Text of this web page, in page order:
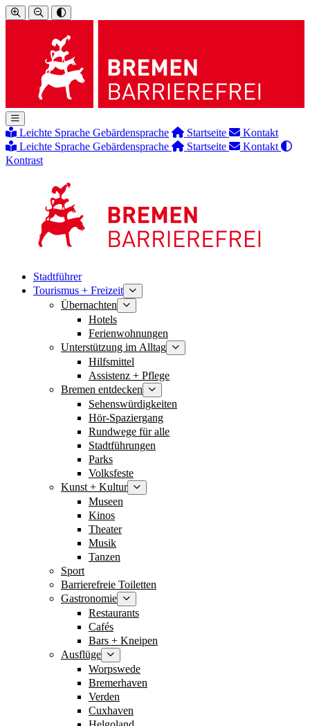
Leichte Sprache Gebärdensprache Startseite
Kontakt
Leichte Sprache Gebärdensprache Startseite
Kontakt
Kontrast
Stadtführer
Tourismus + Freizeit
Übernachten
Hotels
Ferienwohnungen
Unterstützung im Alltag
Hilfsmittel
Assistenz + Pflege
Bremen entdecken
Sehenswürdigkeiten
Hör-Spaziergang
Rundwege für alle
Stadtführungen
Parks
Volksfeste
Kunst + Kultur
Museen
Kinos
Theater
Musik
Tanzen
Sport
Barrierefreie Toiletten
Gastronomie
Restaurants
Cafés
Bars + Kneipen
Ausflüge
Worpswede
Bremerhaven
Verden
Cuxhaven